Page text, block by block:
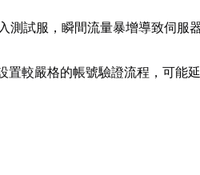
測試服，瞬間流量暴增導致伺服
置較嚴格的帳號驗證流程，可能